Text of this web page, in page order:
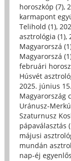
horoszkóp (7),
karmapont
Telihold (1),
asztrológia (1),
Magyarorszá
Magyarorszá
februári
Húsvét
2025. június
Magyarország
Uránusz-
Szaturnusz
pápaválasztás
májusi
mundán
nap-éj